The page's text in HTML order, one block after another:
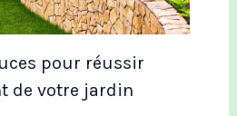
pour réussir
de votre jardin